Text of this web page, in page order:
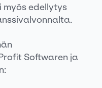
myös edellytys
Softwaren ja